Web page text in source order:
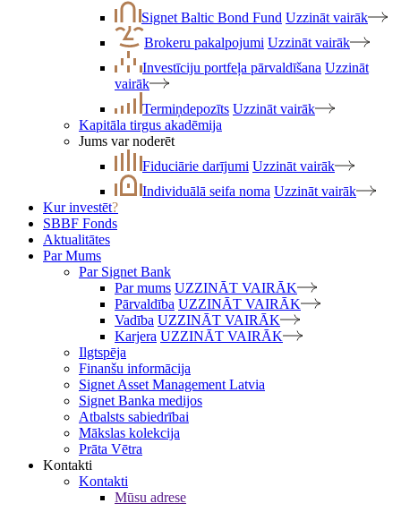
Signet Baltic Bond Fund Uzzināt vairāk
Brokeru pakalpojumi Uzzināt vairāk
Investīciju portfeļa pārvaldīšana Uzzināt
vairāk
Termiņdepozīts Uzzināt vairāk
Kapitāla tirgus akadēmija
Jums var noderēt
Fiduciārie darījumi Uzzināt vairāk
Individuālā seifa noma Uzzināt vairāk
Kur investēt?
SBBF Fonds
Aktualitātes
Par Mums
Par Signet Bank
Par mums UZZINĀT VAIRĀK
Pārvaldība UZZINĀT VAIRĀK
Vadība UZZINĀT VAIRĀK
Karjera UZZINĀT VAIRĀK
Ilgtspēja
Finanšu informācija
Signet Asset Management Latvia
Signet Banka medijos
Atbalsts sabiedrībai
Mākslas kolekcija
Prāta Vētra
Kontakti
Kontakti
Mūsu adrese